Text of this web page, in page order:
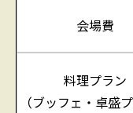
会場費
料理プラン
（ブッフェ・卓盛プ